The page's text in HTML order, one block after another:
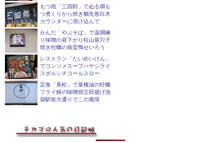
もつ焼「三四郎」でぬる燗も
つ煮くりから焼き舳先形白木
カウンターに溶け込んで
かんだ「やぶそば」で温燗練
り味噌の昼下がり柱山葵穴子
焼き牡蠣の南蛮鴨せいろう
レストラン「たいめいけん」
でコンソメスープハヤシライ
スボルシチコールスロー
定食「美松」で菜種油の牡蠣
フライ鰆の味噌焼立田揚げ池
袋駅前大通りでこの風情